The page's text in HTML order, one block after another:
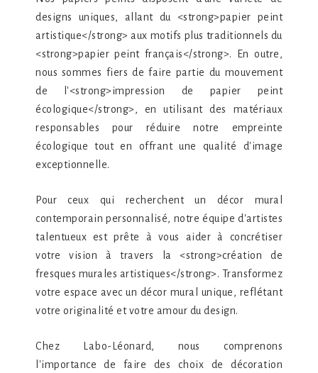
designs uniques, allant du <strong>papier peint
artistique</strong> aux motifs plus traditionnels du
<strong>papier peint français</strong>. En outre,
nous sommes fiers de faire partie du mouvement
de l'<strong>impression de papier peint
écologique</strong>, en utilisant des matériaux
responsables pour réduire notre empreinte
écologique tout en offrant une qualité d'image
exceptionnelle.
Pour ceux qui recherchent un décor mural
contemporain personnalisé, notre équipe d'artistes
talentueux est prête à vous aider à concrétiser
votre vision à travers la <strong>création de
fresques murales artistiques</strong>. Transformez
votre espace avec un décor mural unique, reflétant
votre originalité et votre amour du design.
Chez Labo-Léonard, nous comprenons
l'importance de faire des choix de décoration